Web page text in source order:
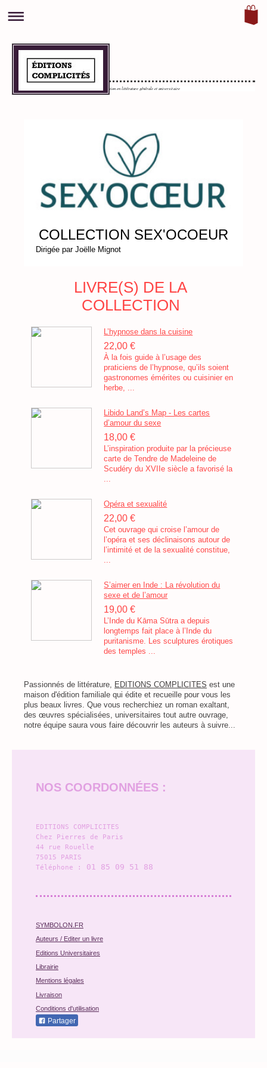
Maison d'édition en littérature générale et universitaire
COLLECTION SEX'OCOEUR
Dirigée par Joëlle Mignot
LIVRE(S) DE LA
COLLECTION
L’hypnose dans la cuisine
22,00 €
À la fois guide à l’usage des
praticiens de l’hypnose, qu’ils soient
gastronomes émérites ou cuisinier en
herbe, ...
Libido Land’s Map - Les cartes
d’amour du sexe
18,00 €
L’inspiration produite par la précieuse
carte de Tendre de Madeleine de
Scudéry du XVIIe siècle a favorisé la
...
Opéra et sexualité
22,00 €
Cet ouvrage qui croise l’amour de
l’opéra et ses déclinaisons autour de
l’intimité et de la sexualité constitue,
...
S’aimer en Inde : La révolution du
sexe et de l’amour
19,00 €
L’Inde du Kāma Sūtra a depuis
longtemps fait place à l’Inde du
puritanisme. Les sculptures érotiques
des temples ...
Passionnés de littérature, EDITIONS COMPLICITES est une
maison d'édition familiale qui édite et recueille pour vous les
plus beaux livres. Que vous recherchiez un roman exaltant,
des œuvres spécialisées, universitaires tout autre ouvrage,
notre équipe saura vous faire découvrir les auteurs à suivre...
NOS COORDONNÉES :
EDITIONS COMPLICITES
Chez Pierres de Paris
44 rue Rouelle
75015 PARIS
Téléphone :
01 85 09 51 88
SYMBOLON.FR
Auteurs / Editer un livre
Editions Universitaires
Librairie
Mentions légales
Livraison
Conditions d'utilisation
Partager